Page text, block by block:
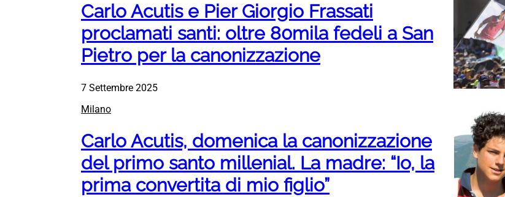
Carlo Acutis e Pier Giorgio Frassati
proclamati santi: oltre 80mila fedeli a San
Pietro per la canonizzazione
7 Settembre 2025
Milano
Carlo Acutis, domenica la canonizzazione
del primo santo millenial. La madre: “Io, la
prima convertita di mio figlio”